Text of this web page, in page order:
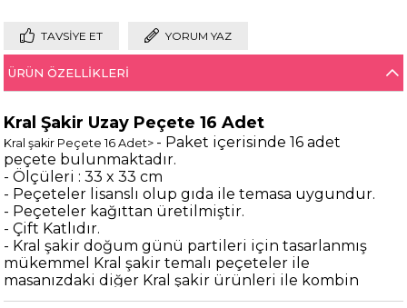
TAVSIYE ET YORUM YAZ
ÜRÜN ÖZELLIKLERI
Kral Şakir Uzay Peçete 16 Adet
Kral şakir Peçete 16 Adet> - Paket içerisinde 16 adet
peçete bulunmaktadır.
- Ölçüleri : 33 x 33 cm
- Peçeteler lisanslı olup gıda ile temasa uygundur.
- Peçeteler kağıttan üretilmiştir.
- Çift Katlıdır.
- Kral şakir doğum günü partileri için tasarlanmış
mükemmel Kral şakir temalı peçeteler ile
masanızdaki diğer Kral şakir ürünleri ile kombin
yapabilirsiniz